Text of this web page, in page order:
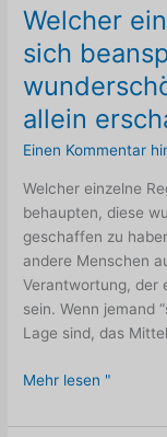
Welcher
sich
allein
Einen Kommentar
Welcher einzelne
behaupten, diese
geschaffen zu
andere Menschen
Verantwortung, der
sein. Wenn jemand
Lage sind, das
Welcher
Tropfen
Mehr lesen "